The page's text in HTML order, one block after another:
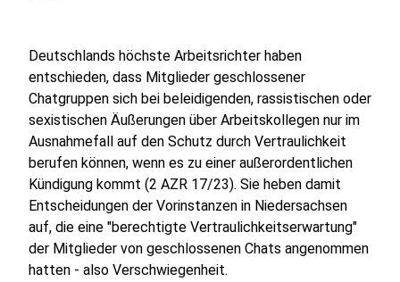
Deutschlands höchste Arbeitsrichter haben
entschieden, dass Mitglieder geschlossener
Chatgruppen sich bei beleidigenden, rassistischen oder
sexistischen Äußerungen über Arbeitskollegen nur im
Ausnahmefall auf den Schutz durch Vertraulichkeit
berufen können, wenn es zu einer außerordentlichen
Kündigung kommt (2 AZR 17/23). Sie heben damit
Entscheidungen der Vorinstanzen in Niedersachsen
auf, die eine "berechtigte Vertraulichkeitserwartung"
der Mitglieder von geschlossenen Chats angenommen
hatten - also Verschwiegenheit.